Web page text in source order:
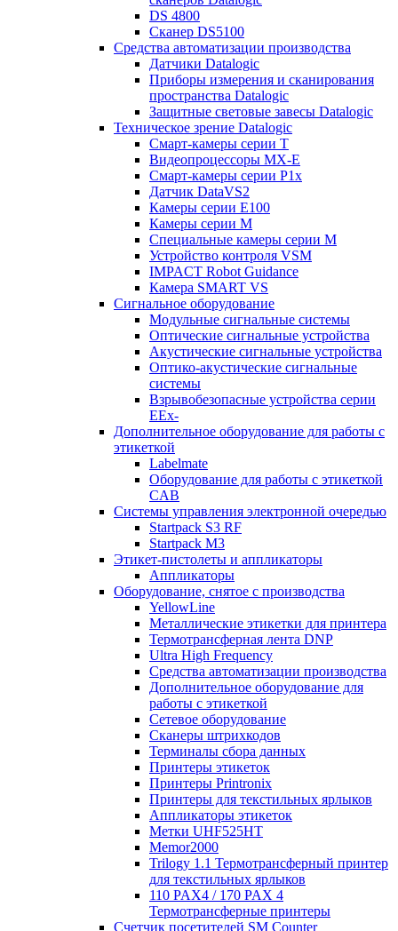
DS 4800
Сканер DS5100
Средства автоматизации производства
Датчики Datalogic
Приборы измерения и сканирования
пространства Datalogic
Защитные световые завесы Datalogic
Техническое зрение Datalogic
Смарт-камеры серии T
Видеопроцессоры MX-E
Смарт-камеры серии P1x
Датчик DataVS2
Камеры серии E100
Камеры серии M
Специальные камеры серии M
Устройство контроля VSM
IMPACT Robot Guidance
Камера SMART VS
Cигнальное оборудование
Модульные сигнальные системы
Оптические сигнальные устройства
Акустические сигнальные устройства
Оптико-акустические сигнальные
системы
Взрывобезопасные устройства серии
EEx-
Дополнительное оборудование для работы с
этикеткой
Labelmate
Оборудование для работы с этикеткой
CAB
Системы управления электронной очередью
Startpack S3 RF
Startpack M3
Этикет-пистолеты и аппликаторы
Аппликаторы
Оборудование, снятое с производства
YellowLine
Металлические этикетки для принтера
Термотрансферная лента DNP
Ultra High Frequency
Средства автоматизации производства
Дополнительное оборудование для
работы с этикеткой
Сетевое оборудование
Сканеры штрихкодов
Терминалы сбора данных
Принтеры этикеток
Принтеры Printronix
Принтеры для текстильных ярлыков
Аппликаторы этикеток
Метки UHF525HT
Memor2000
Trilogy 1.1 Термотрансферный принтер
для текстильных ярлыков
110 PAX4 / 170 PAX 4
Термотрансферные принтеры
Счетчик посетителей SM Counter